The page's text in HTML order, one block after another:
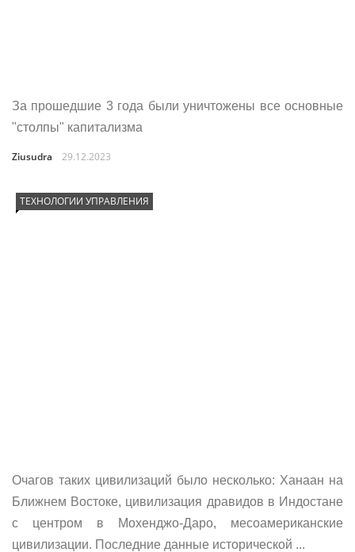
За прошедшие 3 года были уничтожены все основные
"столпы" капитализма
Ziusudra 29.12.2023
ТЕХНОЛОГИИ УПРАВЛЕНИЯ
Очагов таких цивилизаций было несколько: Ханаан на
Ближнем Востоке, цивилизация дравидов в Индостане
с центром в Мохенджо-Даро, месоамериканские
цивилизации. Последние данные исторической ...